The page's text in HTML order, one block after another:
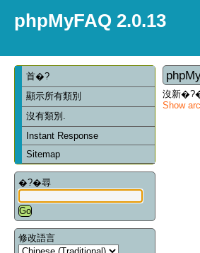
phpMyFAQ 2.0.13
首�?
顯示所有類別
沒有類別.
Instant Response
Sitemap
�?�尋
修改語言
沒新
Show